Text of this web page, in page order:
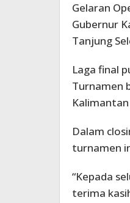
Gelaran
Gubernur
Tanjung
Laga final
Turnamen
Dalam
turnamen
“Kepada
terima